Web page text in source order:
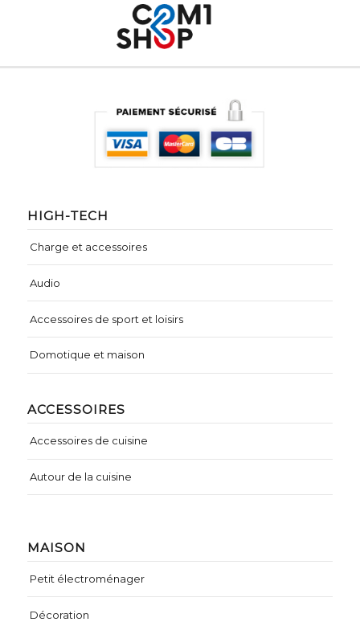
MAISON
Petit électroménager
Décoration
HIGH-TECH
Charge et accessoires
Audio
Accessoires de sport et loisirs
Domotique et maison
ACCESSOIRES
Accessoires de cuisine
Autour de la cuisine